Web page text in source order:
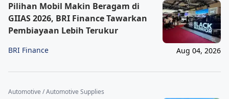
Pilihan Mobil Makin Beragam di
GIIAS 2026, BRI Finance Tawarkan
Pembiayaan Lebih Terukur
BRI Finance Aug 04, 2026
Automotive / Automotive Supplies